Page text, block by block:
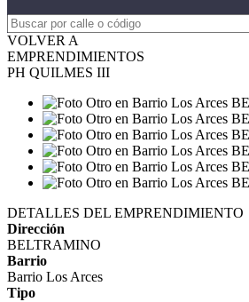
VOLVER A
EMPRENDIMIENTOS
PH QUILMES III
DETALLES DEL EMPRENDIMIENTO
Dirección
BELTRAMINO
Barrio
Barrio Los Arces
Tipo